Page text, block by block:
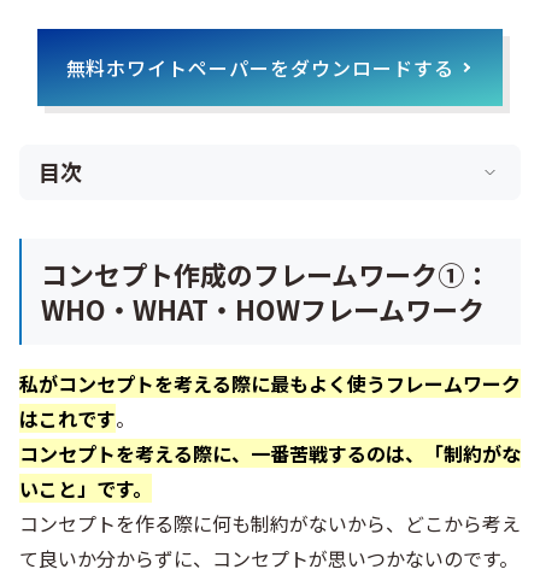
無料ホワイトペーパーをダウンロードする
目次
コンセプト作成のフレームワーク①：
WHO・WHAT・HOWフレームワーク
私がコンセプトを考える際に最もよく使うフレームワーク
はこれです。
コンセプトを考える際に、一番苦戦するのは、「制約がな
いこと」です。
コンセプトを作る際に何も制約がないから、どこから考え
て良いか分からずに、コンセプトが思いつかないのです。